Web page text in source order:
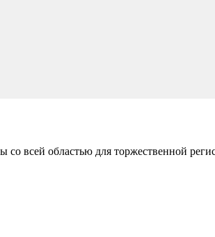
всей областью для торжественной